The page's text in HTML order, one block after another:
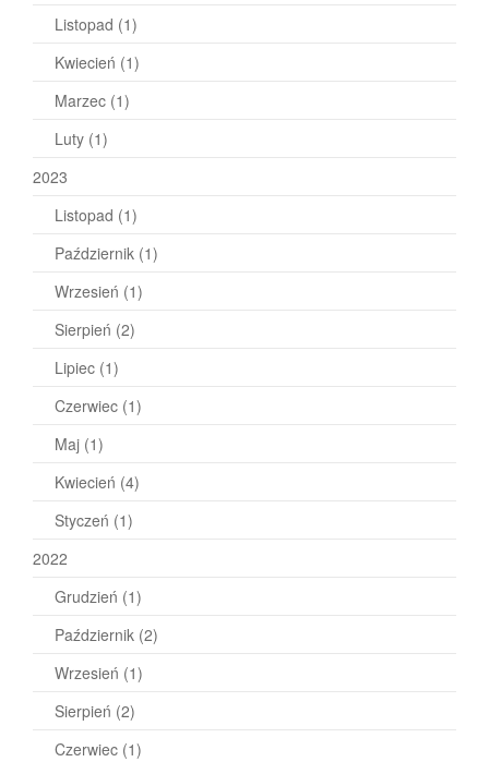
Listopad (1)
Kwiecień (1)
Marzec (1)
Luty (1)
2023
Listopad (1)
Październik (1)
Wrzesień (1)
Sierpień (2)
Lipiec (1)
Czerwiec (1)
Maj (1)
Kwiecień (4)
Styczeń (1)
2022
Grudzień (1)
Październik (2)
Wrzesień (1)
Sierpień (2)
Czerwiec (1)